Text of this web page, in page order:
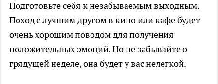
Подготовьте себя к незабываемым выходным.
Поход с лучшим другом в кино или кафе будет
очень хорошим поводом для получения
положительных эмоций. Но не забывайте о
грядущей неделе, она будет у вас нелегкой.